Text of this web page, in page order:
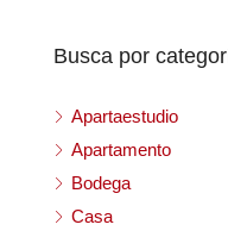
Busca por
Apartaestudio
Apartamento
Bodega
Casa